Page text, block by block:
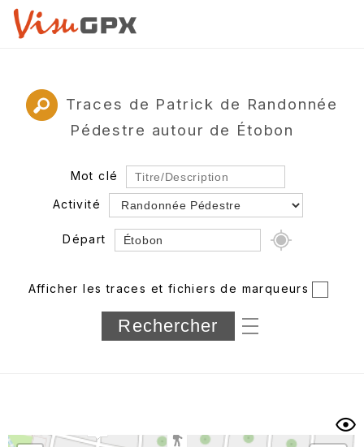
Traces de Patrick de Randonnée
Pédestre autour de Étobon
Mot clé
Activité
Départ
Département
Longueur min/max
Afficher les traces et fichiers de marqueurs